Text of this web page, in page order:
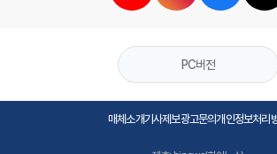
PC버전
매체소개기사제보광고문의개인정보처리